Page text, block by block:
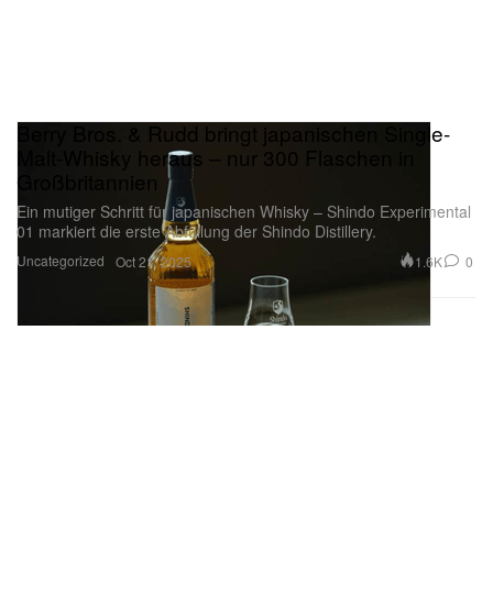
Uncategorized
Berry Bros. & Rudd bringt japanischen Single-
Malt-Whisky heraus – nur 300 Flaschen in
Großbritannien
Ein mutiger Schritt für japanischen Whisky – Shindo Experimental
01 markiert die erste Abfüllung der Shindo Distillery.
Oct 21, 2025 1.6K 0